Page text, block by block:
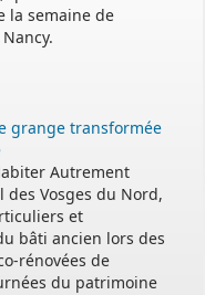
la semaine de
grange transformée
Autrement
Vosges du Nord,
et
bâti ancien lors des
rénovées de
du patrimoine